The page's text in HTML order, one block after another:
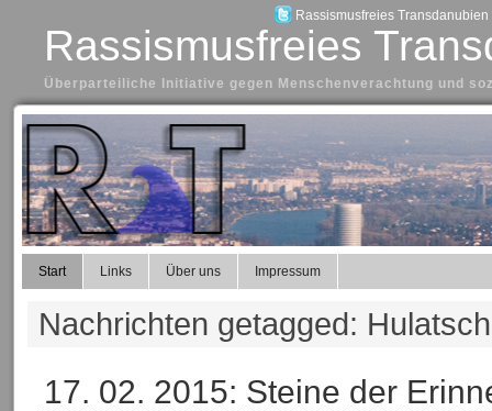
Rassismusfreies Transdanubien
Rassismusfreies
Überparteiliche Initiative gegen Menschenverachtung und
Start Links Über uns Impressum
Nachrichten getagged:
17. 02. 2015: Steine der